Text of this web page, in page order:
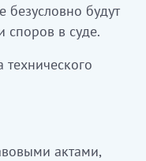
безусловно будут
споров в суде.
актами,